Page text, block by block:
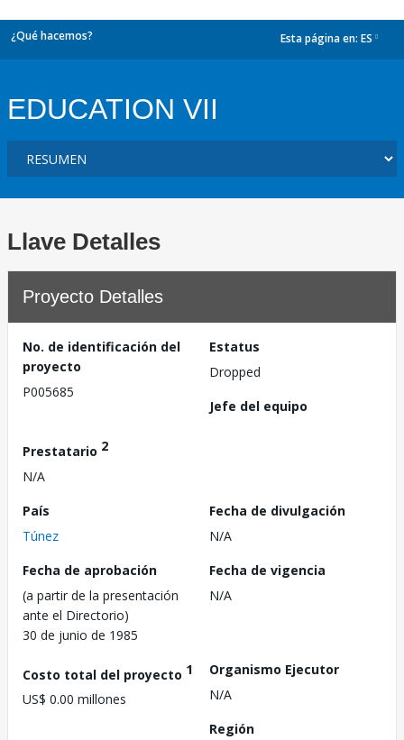
¿Qué hacemos? Esta página en: ES
EDUCATION VII
Llave Detalles
Proyecto Detalles
No. de identificación del
proyecto
P005685
Estatus
Dropped
Jefe del equipo
Prestatario 2
N/A
País
Túnez
Fecha de divulgación
N/A
Fecha de aprobación
(a partir de la presentación
ante el Directorio)
30 de junio de 1985
Fecha de vigencia
N/A
Costo total del proyecto 1
US$ 0.00 millones
Organismo Ejecutor
N/A
Región